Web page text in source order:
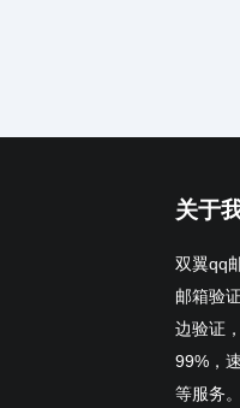
关于
双翼qq
邮箱验
边验证
99%，
等服务。